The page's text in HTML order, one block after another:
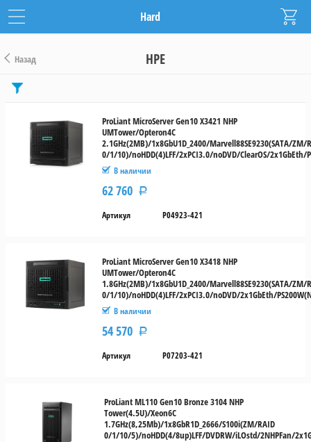
Hard
Назад HPE
Цена
ProLiant MicroServer Gen10 X3421 NHP
UMTower/Opteron4C
2.1GHz(2MB)/1x8GbU1D_2400/Marvell88SE9230(SATA/ZM/
0/1/10)/noHDD(4)LFF/2xPCI3.0/noDVD/ClearOS/2x1GbEth/
В наличии
62 760 Р
Артикул P04923-421
ProLiant MicroServer Gen10 X3418 NHP
UMTower/Opteron4C
1.8GHz(2MB)/1x8GbU1D_2400/Marvell88SE9230(SATA/ZM/
0/1/10)/noHDD(4)LFF/2xPCI3.0/noDVD/2x1GbEth/
В наличии
54 570 Р
Артикул P07203-421
ProLiant ML110 Gen10 Bronze 3104 NHP
Tower(4.5U)/Xeon6C
1.7GHz(8,25Mb)/1x8GbR1D_2666/S100i(ZM/RAID
0/1/10/5)/noHDD(4/8up)LFF/DVDRW/iLOstd/2NHPFan/